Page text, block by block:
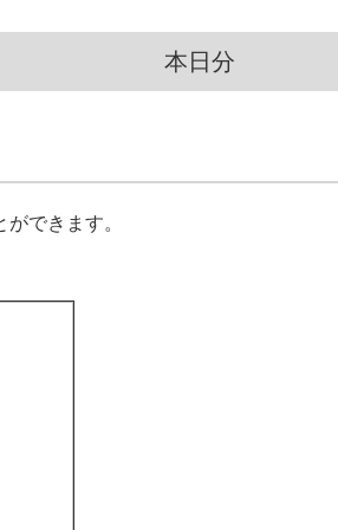
できます。
本日分